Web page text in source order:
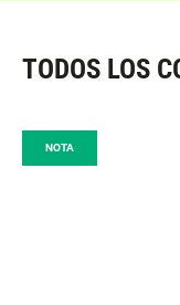
TODOS LOS
NOTA